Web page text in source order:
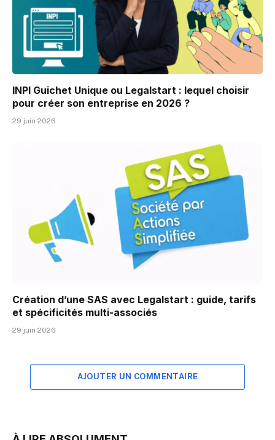
INPI Guichet Unique ou Legalstart : lequel choisir
pour créer son entreprise en 2026 ?
29 juin 2026
Création d’une SAS avec Legalstart : guide, tarifs
et spécificités multi-associés
29 juin 2026
AJOUTER UN COMMENTAIRE